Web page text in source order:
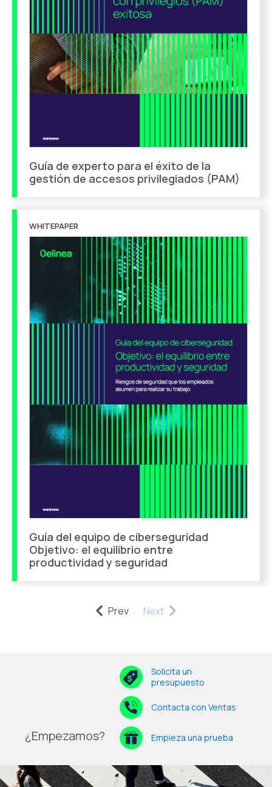
Guía de experto para el éxito de la
gestión de accesos privilegiados (PAM)
WHITEPAPER
Guía del equipo de ciberseguridad
Objetivo: el equilibrio entre
productividad y seguridad
Prev Next
¿Empezamos?
Solicita un
presupuesto
Contacta con Ventas
Empieza una prueba